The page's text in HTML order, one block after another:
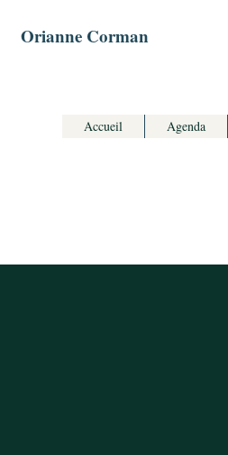
Orianne Corman
Accueil Agenda